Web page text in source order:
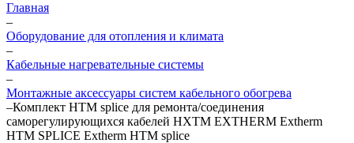
Главная
–
Оборудование для отопления и климата
–
Кабельные нагревательные системы
–
Монтажные аксессуары систем кабельного обогрева
–Комплект НТМ splice для ремонта/соединения
саморегулирующихся кабелей НXТМ EXTHERM Extherm
НТМ SPLICE Extherm HTM splice